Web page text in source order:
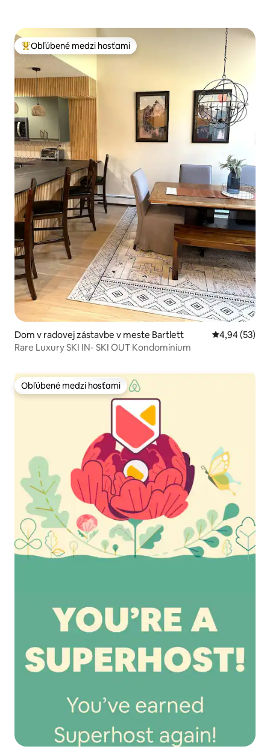
Najobľúbenejšie medzi hosťami
Obľúbené medzi hosťami
Dom v radovej zástavbe v meste Bartlett Priemerné
4,94 (53)
Rare Luxury SKI IN- SKI OUT Kondomínium
Obľúbené medzi hosťami
Obľúbené medzi hosťami